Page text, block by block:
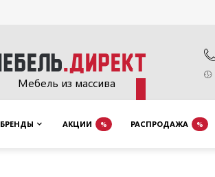
Мебель из массива
БРЕНДЫ АКЦИИ % РАСПРОДАЖА %